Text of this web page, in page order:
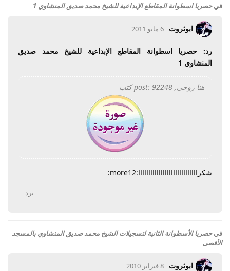
فيحصريا اسطوانة المقاطع الإبداعية للشيخ محمد صديق المنشاوي 1
ابوثروت 6 مايو 2011
رد: حصريا اسطوانة المقاطع الإبداعية للشيخ محمد صديق
المنشاوي 1
هنا روحى, post: 92248 كتب
شكرااااااااااااااااااااااااااااا:more12:
يرد
فيحصريا الأسطوانة الثانية لتسجيلات الشيخ محمد صديق المنشاوي بالمسجد
الأقصى
ابوثروت 8 فبراير 2010